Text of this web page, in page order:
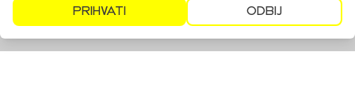
PRIHVATI ODBIJ